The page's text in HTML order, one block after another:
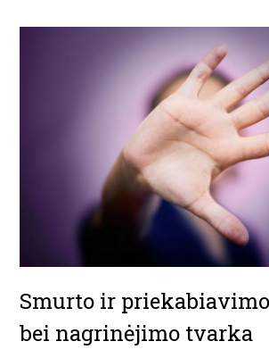
Smurto ir
bei nagrinėjimo tvarka